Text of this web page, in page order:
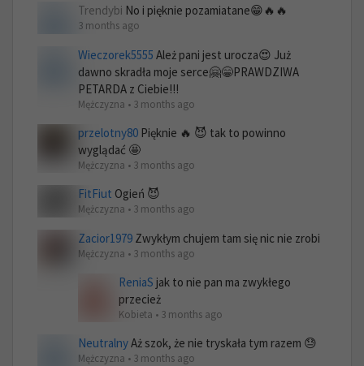
Trendybi No i pięknie pozamiatane😁🔥🔥
3 months ago
Wieczorek5555 Ależ pani jest urocza😍 Już
dawno skradła moje serce🤗😁PRAWDZIWA
PETARDA z Ciebie!!!
Mężczyzna • 3 months ago
przelotny80 Pięknie 🔥 😈 tak to powinno
wyglądać 🤩
Mężczyzna • 3 months ago
FitFiut Ogień 😈
Mężczyzna • 3 months ago
Zacior1979 Zwykłym chujem tam się nic nie zrobi
Mężczyzna • 3 months ago
ReniaS jak to nie pan ma zwykłego
przecież
Kobieta • 3 months ago
NeutralnyAż szok, że nie tryskała tym razem 😓
Mężczyzna • 3 months ago